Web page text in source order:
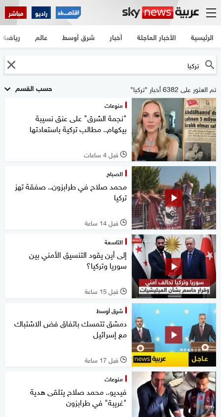
راديو مباشر
الرئيسية الأخبار العاجلة أخبار شرق أوسط عالم رياضة
حسب القسم تم العثور على 6382 أخبار "تركيا"
منوعات
"نجمة الشرق" على عنق نسيبة
بيكهام.. مطالب تركية باستعادتها
l قبل 4 ساعات
الصباح
محمد صلاح في طرابزون.. صفقة تهز
تركيا
l قبل 14 ساعة
التاسعة
إلى أين يقود التنسيق الأمني بين
سوريا وتركيا؟
l قبل 15 ساعة
شرق أوسط
دمشق تتمسك باتفاق فض الاشتباك
مع إسرائيل
l قبل 17 ساعة
منوعات
فيديو.. محمد صلاح يتلقى هدية
"غريبة" في طرابزون